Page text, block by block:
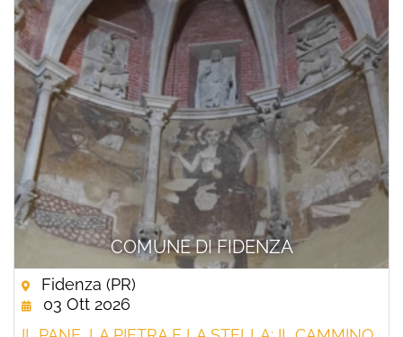
COMUNE DI FIDENZA
Fidenza (PR)
03 Ott 2026